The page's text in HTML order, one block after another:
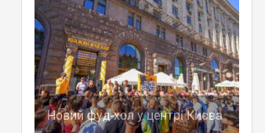
Новий фуд-хол у центрі Києва